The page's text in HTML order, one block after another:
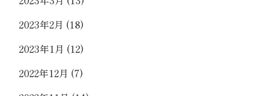
2023年2月 (18)
2023年1月 (12)
2022年12月 (7)